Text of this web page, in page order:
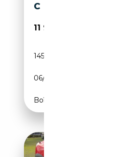
C
11 990€
145 000 km
06/2014
Boîte manuelle